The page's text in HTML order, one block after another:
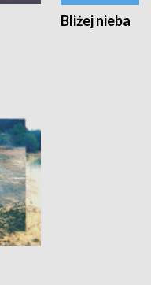
Bliżej nieba